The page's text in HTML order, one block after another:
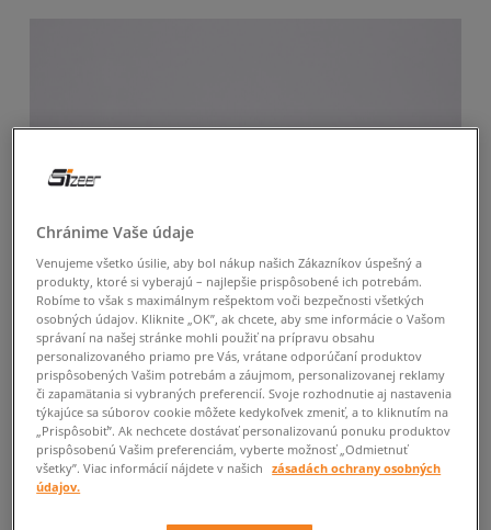
Chránime Vaše údaje
Venujeme všetko úsilie, aby bol nákup našich Zákazníkov úspešný a
produkty, ktoré si vyberajú – najlepšie prispôsobené ich potrebám.
Robíme to však s maximálnym rešpektom voči bezpečnosti všetkých
osobných údajov. Kliknite „OK”, ak chcete, aby sme informácie o Vašom
správaní na našej stránke mohli použiť na prípravu obsahu
personalizovaného priamo pre Vás, vrátane odporúčaní produktov
prispôsobených Vašim potrebám a záujmom, personalizovanej reklamy
či zapamätania si vybraných preferencií. Svoje rozhodnutie aj nastavenia
týkajúce sa súborov cookie môžete kedykoľvek zmeniť, a to kliknutím na
„Prispôsobiť”. Ak nechcete dostávať personalizovanú ponuku produktov
prispôsobenú Vašim preferenciám, vyberte možnosť „Odmietnuť
všetky”. Viac informácií nájdete v našich
zásadách ochrany osobných
údajov.